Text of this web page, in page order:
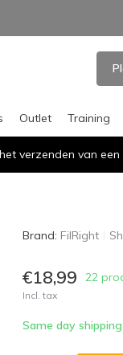
Outlet Training
verzenden van
Brand: FilRight
€18,99 22
Incl. tax
Same day